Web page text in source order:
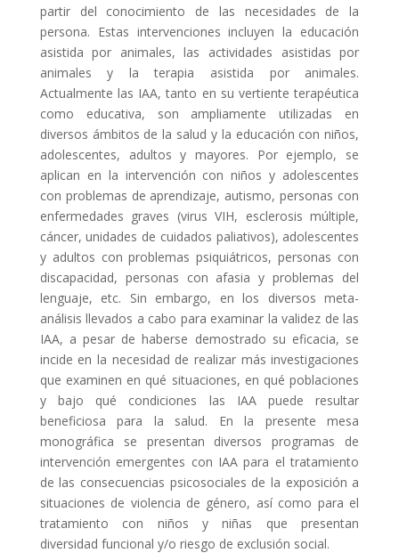
partir del conocimiento de las necesidades de la
persona. Estas intervenciones incluyen la educación
asistida por animales, las actividades asistidas por
animales y la terapia asistida por animales.
Actualmente las IAA, tanto en su vertiente terapéutica
como educativa, son ampliamente utilizadas en
diversos ámbitos de la salud y la educación con niños,
adolescentes, adultos y mayores. Por ejemplo, se
aplican en la intervención con niños y adolescentes
con problemas de aprendizaje, autismo, personas con
enfermedades graves (virus VIH, esclerosis múltiple,
cáncer, unidades de cuidados paliativos), adolescentes
y adultos con problemas psiquiátricos, personas con
discapacidad, personas con afasia y problemas del
lenguaje, etc. Sin embargo, en los diversos meta-
análisis llevados a cabo para examinar la validez de las
IAA, a pesar de haberse demostrado su eficacia, se
incide en la necesidad de realizar más investigaciones
que examinen en qué situaciones, en qué poblaciones
y bajo qué condiciones las IAA puede resultar
beneficiosa para la salud. En la presente mesa
monográfica se presentan diversos programas de
intervención emergentes con IAA para el tratamiento
de las consecuencias psicosociales de la exposición a
situaciones de violencia de género, así como para el
tratamiento con niños y niñas que presentan
diversidad funcional y/o riesgo de exclusión social.